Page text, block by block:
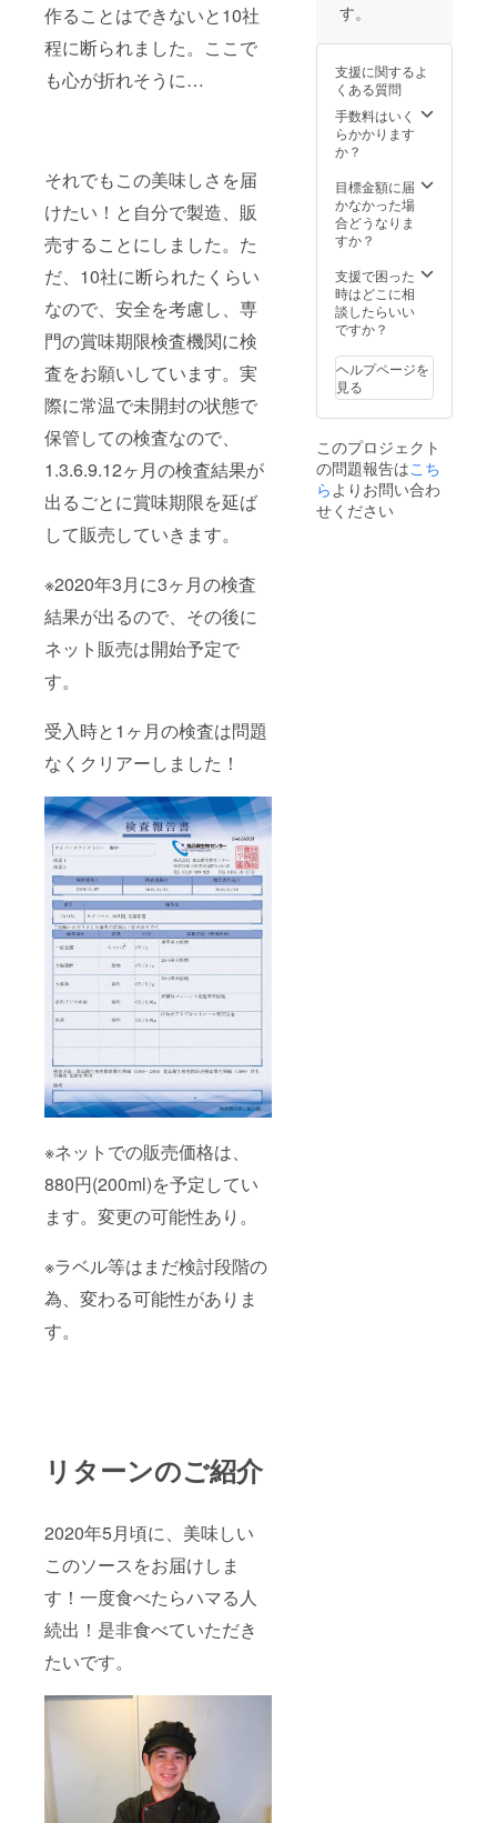
作ることはできないと10社
程に断られました。ここで
も心が折れそうに…
それでもこの美味しさを届
けたい！と自分で製造、販
売することにしました。た
だ、10社に断られたくらい
なので、安全を考慮し、専
門の賞味期限検査機関に検
査をお願いしています。実
際に常温で未開封の状態で
保管しての検査なので、
1.3.6.9.12ヶ月の検査結果が
出るごとに賞味期限を延ば
して販売していきます。
※2020年3月に3ヶ月の検査
結果が出るので、その後に
ネット販売は開始予定で
す。
受入時と1ヶ月の検査は問題
なくクリアーしました！
※ネットでの販売価格は、
880円(200ml)を予定してい
ます。変更の可能性あり。
※ラベル等はまだ検討段階の
為、変わる可能性がありま
す。
リターンのご紹介
2020年5月頃に、美味しい
このソースをお届けしま
す！一度食べたらハマる人
続出！是非食べていただき
たいです。
す。 東
のキッ
チン付
スペー
スを借
りる予
す。 タ
イソー
ス2本の
お土産
す。
す。
支援に関するよ
くある質問
手数料はいく
らかかります
か？
目標金額に届
かなかった場
合どうなりま
すか？
支援で困った
時はどこに相
談したらいい
ですか？
ヘルプページを
見る
このプロジェクト
の問題報告はこち
らよりお問い合わ
せください